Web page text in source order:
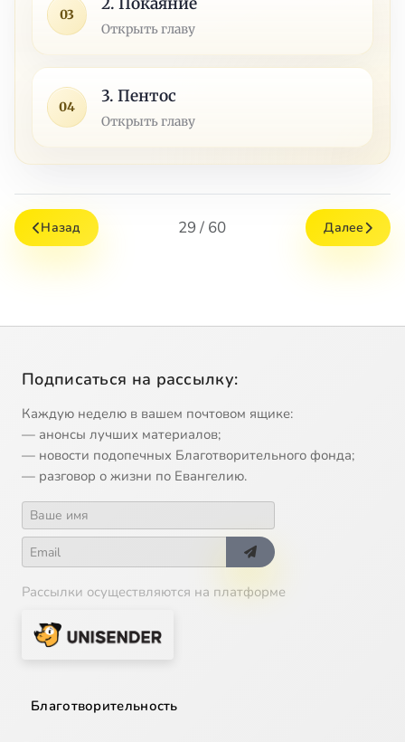
03
Открыть главу
04
3. Пентос
Открыть главу
Назад 29 / 60 Далее
Подписаться на рассылку:
Каждую неделю в вашем почтовом ящике:
— анонсы лучших материалов;
— новости подопечных Благотворительного фонда;
— разговор о жизни по Евангелию.
Рассылки осуществляются на платформе
Благотворительность